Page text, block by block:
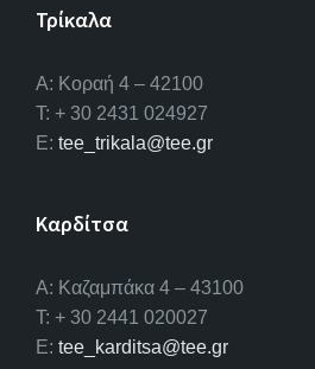
Τρίκαλα
Α: Κοραή 4 – 42100
T: + 30 2431 024927
E: tee_trikala@tee.gr
Καρδίτσα
Α: Καζαμπάκα 4 – 43100
T: + 30 2441 020027
E: tee_karditsa@tee.gr